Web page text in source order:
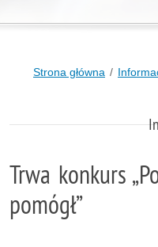
Strona główna
Trwa konkurs
pomógł”